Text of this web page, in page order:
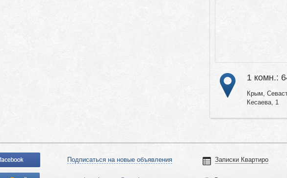
1 комн.:
Крым,
Кесаева, 1
Подписаться на новые объявления Записки Квартиро